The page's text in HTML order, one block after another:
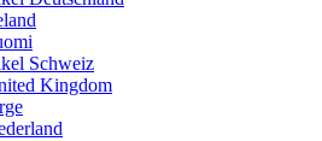
Schweiz
Kingdom